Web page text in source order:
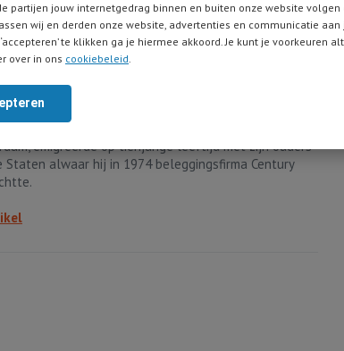
partijen jouw internetgedrag binnen en buiten onze website volgen
wij en derden onze website, advertenties en communicatie aan
te klikken ga je hiermee akkoord. Je kunt je voorkeuren
over in ons cookiebeleid.
value investing
investor Arnold van den Berg een interessante
emigreerde op tienjarige leeftijd met zijn ouders
Staten alwaar hij in 1974 beleggingsfirma Century